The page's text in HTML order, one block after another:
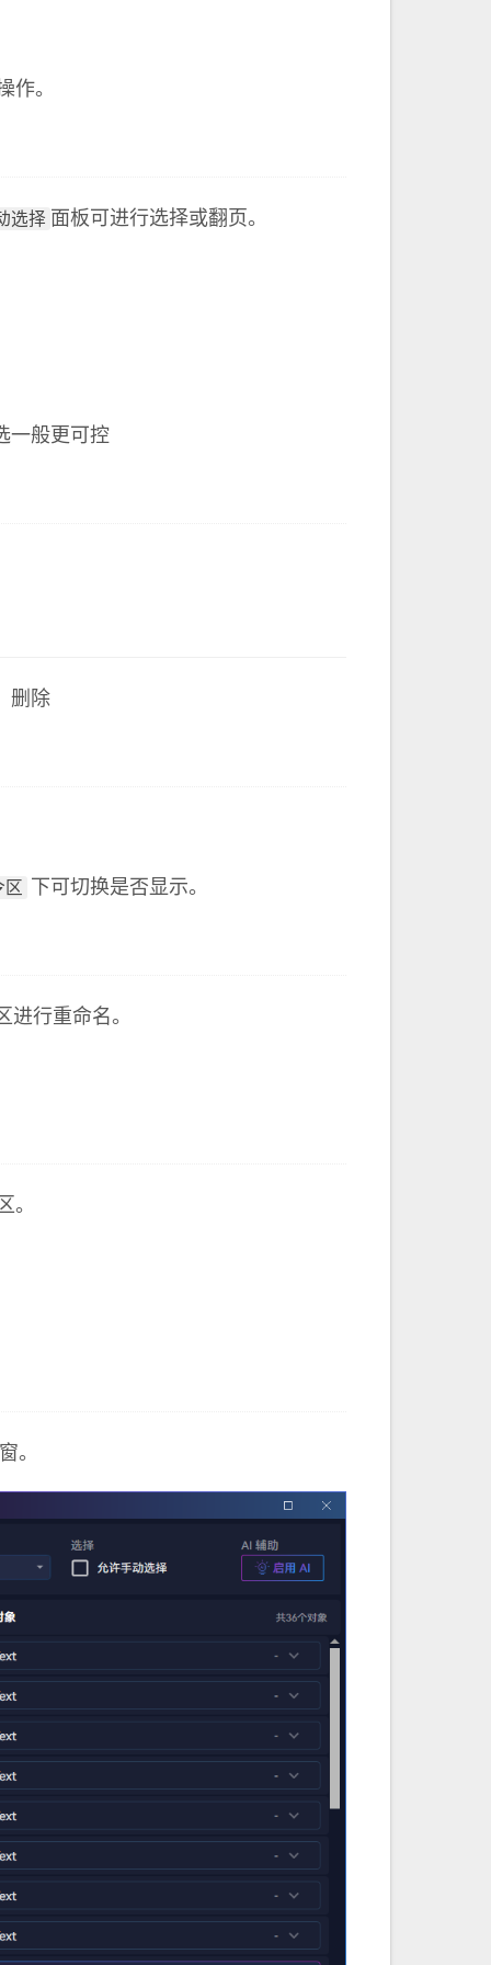
。
选择 面板可进行选择或翻页。
一般更可控
删除
下可切换是否显示。
行重命名。
。
。